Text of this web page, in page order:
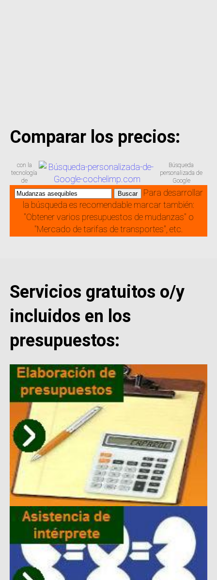
Comparar los precios:
con la
tecnología
de
Búsqueda
personalizada de
Google
Para desarrollar
la búsqueda es recomendable marcar también:
"Obtener varios presupuestos de mudanzas" o
"Mercado de tarifas de transportes", etc.
Servicios gratuitos o/y
incluidos en los
presupuestos: